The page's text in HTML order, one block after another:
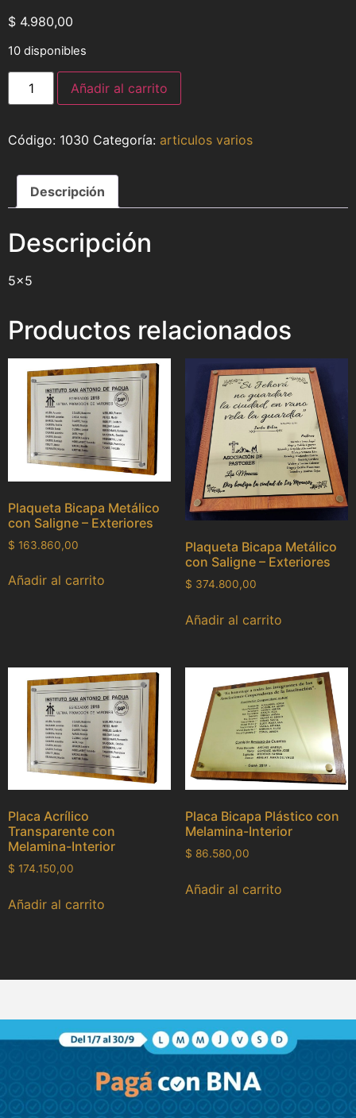
$ 4.980,00
10 disponibles
Añadir al carrito
1030 Categoría: articulos varios
Descripción
Descripción
5×5
Productos relacionados
Plaqueta Bicapa Metálico
con Saligne – Exteriores
$ 163.860,00
Añadir al carrito
Plaqueta Bicapa Metálico
con Saligne – Exteriores
$ 374.800,00
Añadir al carrito
Placa Acrílico
Transparente con
Melamina-Interior
$ 174.150,00
Añadir al carrito
Placa Bicapa Plástico con
Melamina-Interior
$ 86.580,00
Añadir al carrito